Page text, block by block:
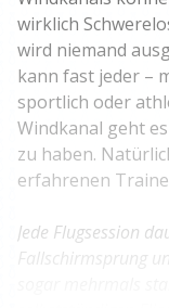
wirklich
wird niemand
kann fast jeder –
sportlich oder
Windkanal geht
zu haben.
erfahrenen
Jede Flugsession
Fallschirmsprung